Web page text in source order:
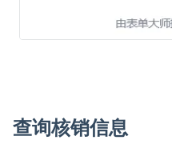
查询核销信息